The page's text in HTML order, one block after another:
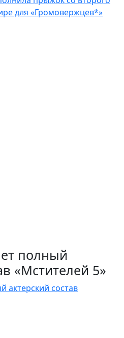
для «Громовержцев*»
полный
«Мстителей 5»
актерский состав